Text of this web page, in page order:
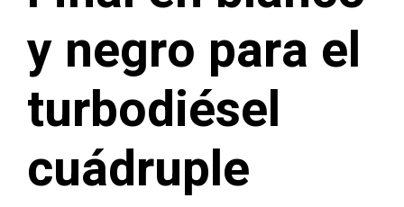
y negro para el
turbodiésel
cuádruple